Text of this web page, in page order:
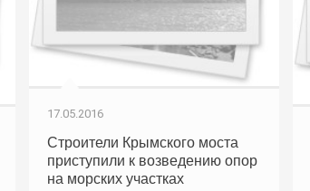
17.05.2016
Строители Крымского моста
приступили к возведению опор
на морских участках